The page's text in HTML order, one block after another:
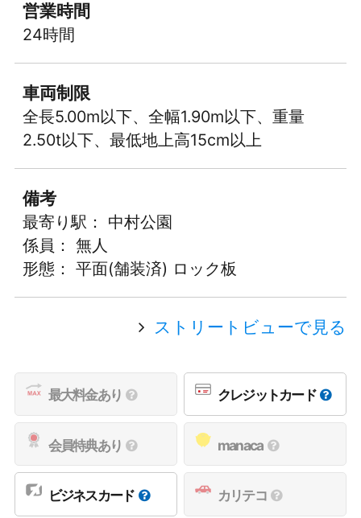
営業時間
24時間
車両制限
全長5.00m以下、全幅1.90m以下、重量
2.50t以下、最低地上高15cm以上
備考
最寄り駅： 中村公園
係員： 無人
形態： 平面(舗装済) ロック板
ストリートビューで見る
最大料金あり クレジットカード
会員特典あり manaca
ビジネスカード カリテコ